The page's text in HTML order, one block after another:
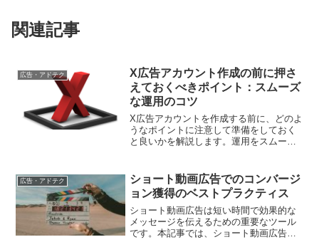
関連記事
広告・アドテク
X広告アカウント作成の前に押さ
えておくべきポイント：スムーズ
な運用のコツ
X広告アカウントを作成する前に、どのよ
うなポイントに注意して準備をしておく
と良いかを解説します。運用をスムーズ
広告・アドテク
ショート動画広告でのコンバージ
ョン獲得のベストプラクティス
ショート動画広告は短い時間で効果的な
メッセージを伝えるための重要なツール
です。本記事では、ショート動画広告で